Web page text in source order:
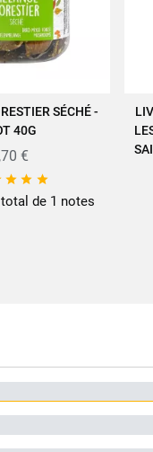
actus-recettes/
AU PANIERSÉCHÉ -
40G
€
  
de 1 notes